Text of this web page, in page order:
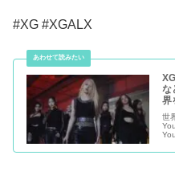
#XG #XGALX
な
界
世
こ